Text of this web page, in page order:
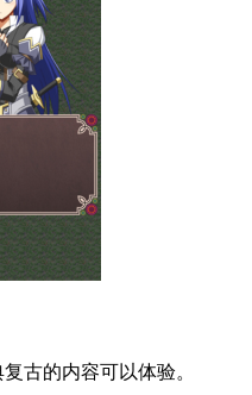
的内容可以体验。